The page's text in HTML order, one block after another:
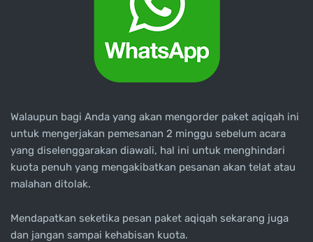
Walaupun bagi Anda yang akan mengorder paket aqiqah ini
untuk mengerjakan pemesanan 2 minggu sebelum acara
yang diselenggarakan diawali, hal ini untuk menghindari
kuota penuh yang mengakibatkan pesanan akan telat atau
malahan ditolak.
Mendapatkan seketika pesan paket aqiqah sekarang juga
dan jangan sampai kehabisan kuota.